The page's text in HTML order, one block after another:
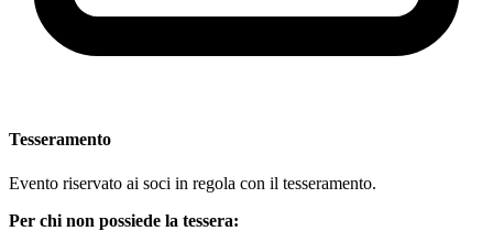
Tesseramento
Evento riservato ai soci in regola con il tesseramento.
Per chi non possiede la tessera: